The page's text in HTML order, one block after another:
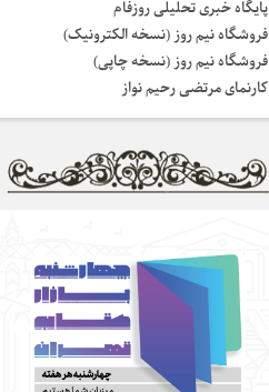
پایگاه خبری تحلیلی روزفام
فروشگاه نیم روز (نسخه الکترونیک)
فروشگاه نیم روز (نسخه چاپی)
کارنمای مرتضی رحیم نواز